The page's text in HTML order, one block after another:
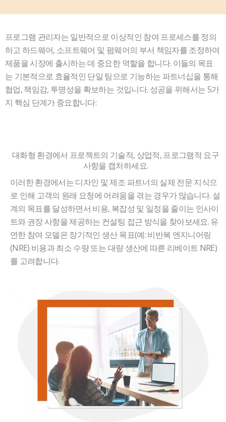
프로그램 관리자는 일반적으로 이상적인 참여 프로세스를 정의
하고 하드웨어, 소프트웨어 및 펌웨어의 부서 책임자를 조정하여
제품을 시장에 출시하는 데 중요한 역할을 합니다. 이들의 목표
는 기본적으로 효율적인 단일 팀으로 기능하는 파트너십을 통해
협업, 책임감, 투명성을 확보하는 것입니다. 성공을 위해서는 5가
지 핵심 단계가 중요합니다:
대화형 환경에서 프로젝트의 기술적, 상업적, 프로그램적 요구
사항을 캡처하세요.
이러한 환경에서는 디자인 및 제조 파트너의 실제 전문 지식으
로 인해 고객의 원래 요청에 어려움을 겪는 경우가 많습니다. 설
계의 목표를 달성하면서 비용, 복잡성 및 일정을 줄이는 인사이
트와 권장 사항을 제공하는 컨설팅 접근 방식을 찾아보세요. 유
연한 참여 모델은 장기적인 생산 목표(예: 비반복 엔지니어링
(NRE) 비용과 최소 수량 또는 대량 생산에 따른 리베이트 NRE)
를 고려합니다.